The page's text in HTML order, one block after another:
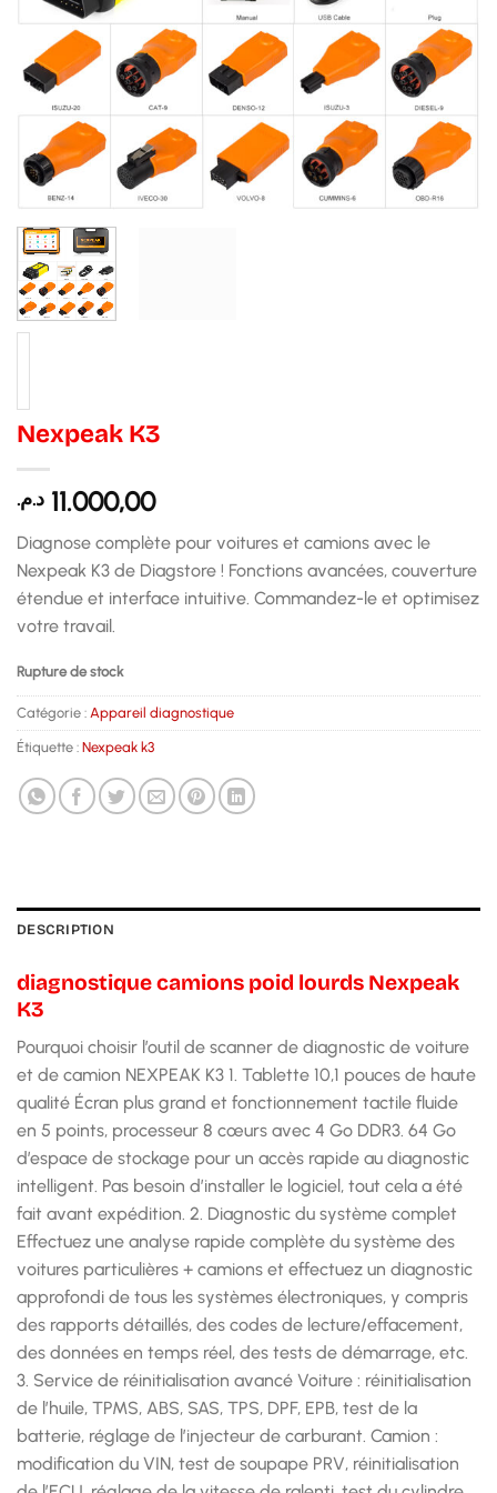
Nexpeak K3
11.000,00 د.م.
Diagnose complète pour voitures et camions avec le
Nexpeak K3 de Diagstore ! Fonctions avancées, couverture
étendue et interface intuitive. Commandez-le et optimisez
votre travail.
Rupture de stock
Catégorie : Appareil diagnostique
Étiquette : Nexpeak k3
DESCRIPTION
diagnostique camions poid lourds Nexpeak
K3
Pourquoi choisir l’outil de scanner de diagnostic de voiture
et de camion NEXPEAK K3 1. Tablette 10,1 pouces de haute
qualité Écran plus grand et fonctionnement tactile fluide
en 5 points, processeur 8 cœurs avec 4 Go DDR3. 64 Go
d’espace de stockage pour un accès rapide au diagnostic
intelligent. Pas besoin d’installer le logiciel, tout cela a été
fait avant expédition. 2. Diagnostic du système complet
Effectuez une analyse rapide complète du système des
voitures particulières + camions et effectuez un diagnostic
approfondi de tous les systèmes électroniques, y compris
des rapports détaillés, des codes de lecture/effacement,
des données en temps réel, des tests de démarrage, etc.
3. Service de réinitialisation avancé Voiture : réinitialisation
de l’huile, TPMS, ABS, SAS, TPS, DPF, EPB, test de la
batterie, réglage de l’injecteur de carburant. Camion :
modification du VIN, test de soupape PRV, réinitialisation